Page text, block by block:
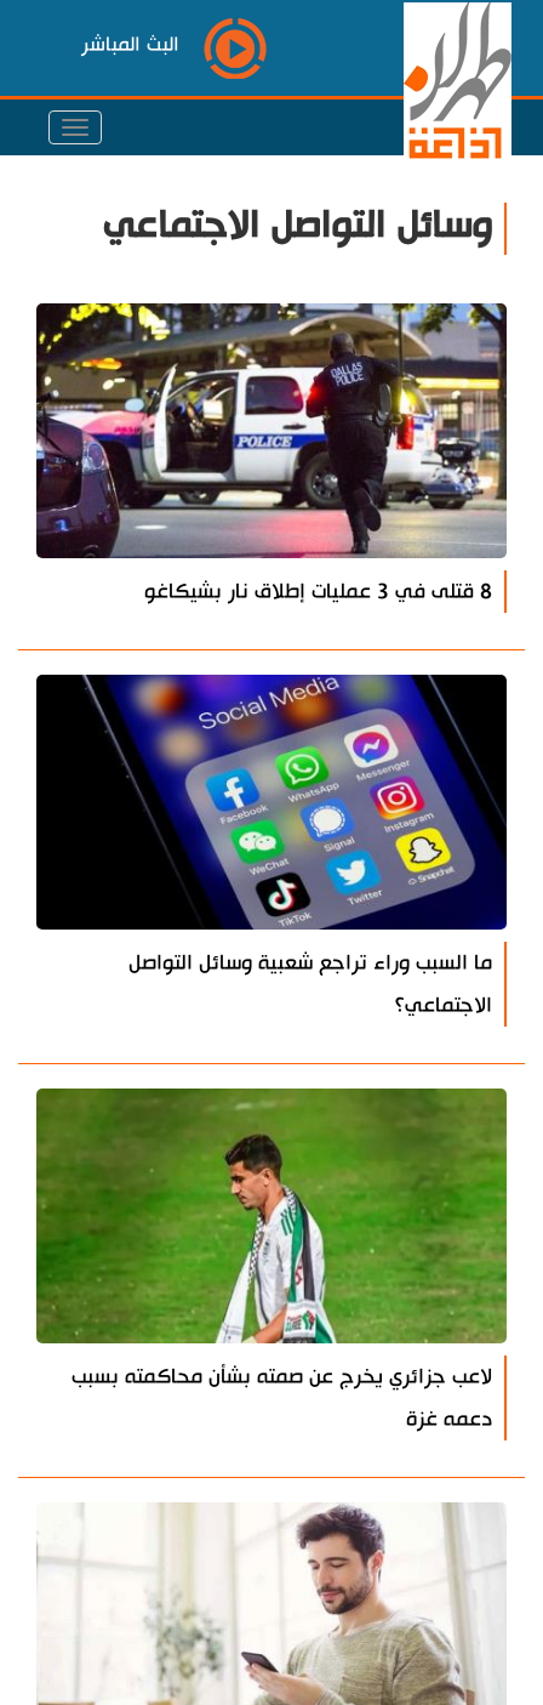
البث المباشر
وسائل التواصل الاجتماعي
8 قتلى في 3 عمليات إطلاق نار بشيكاغو
ما السبب وراء تراجع شعبية وسائل التواصل
الاجتماعي؟
لاعب جزائري يخرج عن صمته بشأن محاكمته بسبب
دعمه غزة